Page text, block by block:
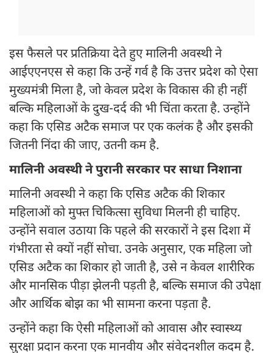
इस फैसले पर प्रतिक्रिया देते हुए मालिनी अवस्थी ने
आईएएनएस से कहा कि उन्हें गर्व है कि उत्तर प्रदेश को ऐसा
मुख्यमंत्री मिला है, जो केवल प्रदेश के विकास की ही नहीं
बल्कि महिलाओं के दुख-दर्द की भी चिंता करता है. उन्होंने
कहा कि एसिड अटैक समाज पर एक कलंक है और इसकी
जितनी निंदा की जाए, उतनी कम है.
मालिनी अवस्थी ने पुरानी सरकार पर साधा निशाना
मालिनी अवस्थी ने कहा कि एसिड अटैक की शिकार
महिलाओं को मुफ्त चिकित्सा सुविधा मिलनी ही चाहिए.
उन्होंने सवाल उठाया कि पहले की सरकारों ने इस दिशा में
गंभीरता से क्यों नहीं सोचा. उनके अनुसार, एक महिला जो
एसिड अटैक का शिकार हो जाती है, उसे न केवल शारीरिक
और मानसिक पीड़ा झेलनी पड़ती है, बल्कि समाज की उपेक्षा
और आर्थिक बोझ का भी सामना करना पड़ता है.
उन्होंने कहा कि ऐसी महिलाओं को आवास और स्वास्थ्य
सुरक्षा प्रदान करना एक मानवीय और संवेदनशील कदम है.